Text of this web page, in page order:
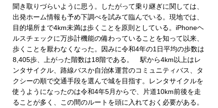
聞き取りづらいように思う。したがって乗り継ぎに関しては、
出発ホーム情報も予め下調べを試みて臨んでいる。現地では、
目的場所まで4km未満は歩くことを原則としている。iPhoneヘ
ルスチェックに万歩計機能の備わっていることを知って以来、
歩くことを厭わなくなった。因みに令和4年の1日平均の歩数は
8,405歩、上がった階数は18階である。 駅から4km以上はレ
ンタサイクル、路線バスか自治体運営のコミュニティバス、タ
クシーの順で交通手段を選んで城を目指す。レンタサイクルを
使うようになったのは令和4年5月からで、片道10km前後を走
ることが多く、この間のルートを頭に入れておく必要がある。